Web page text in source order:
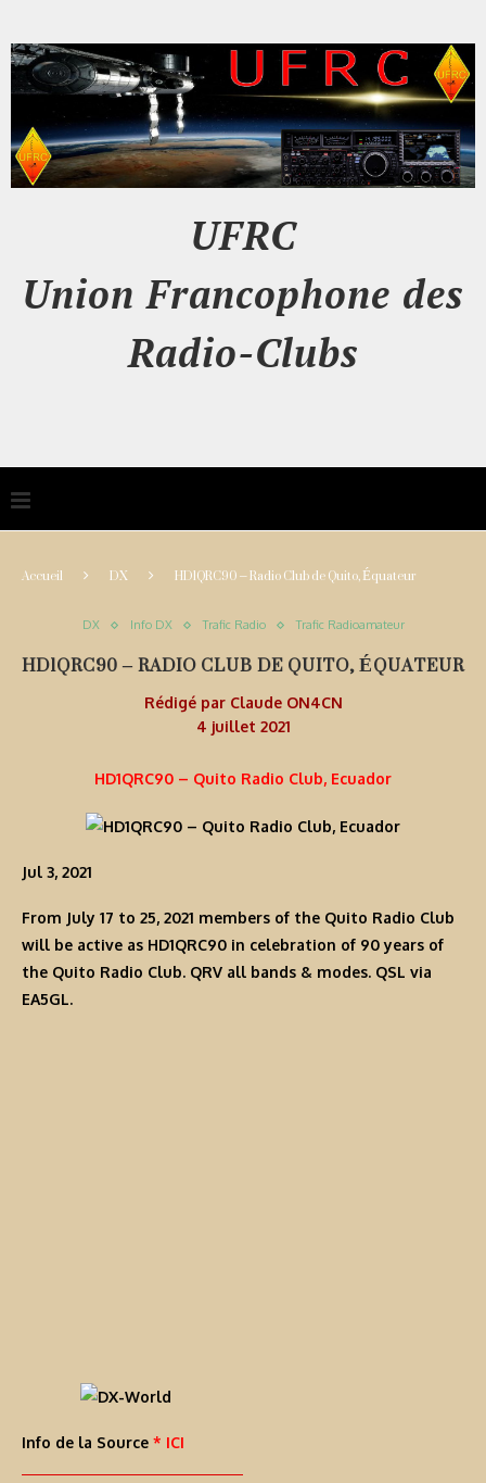
UFRC
Union Francophone des
Radio-Clubs
Accueil DX HD1QRC90 – Radio Club de Quito, Équateur
DX Info DX Trafic Radio Trafic Radioamateur
HD1QRC90 – RADIO CLUB DE QUITO, ÉQUATEUR
Rédigé par Claude ON4CN
4 juillet 2021
HD1QRC90 – Quito Radio Club, Ecuador
Jul 3, 2021
From July 17 to 25, 2021 members of the Quito Radio Club
will be active as HD1QRC90 in celebration of 90 years of
the Quito Radio Club. QRV all bands & modes. QSL via
EA5GL.
Info de la Source * ICI